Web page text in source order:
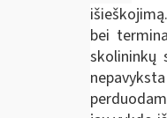
bei
skolininkų